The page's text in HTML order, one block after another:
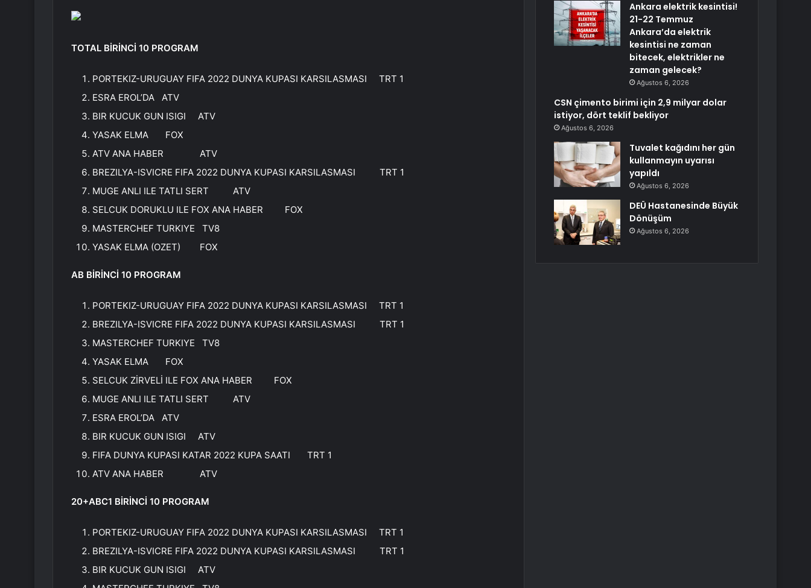
TOTAL BİRİNCİ 10 PROGRAM
PORTEKIZ-URUGUAY FIFA 2022 DUNYA KUPASI KARSILASMASI TRT 1
ESRA EROL’DA ATV
BIR KUCUK GUN ISIGI ATV
YASAK ELMA FOX
ATV ANA HABER ATV
BREZILYA-ISVICRE FIFA 2022 DUNYA KUPASI KARSILASMASI TRT 1
MUGE ANLI ILE TATLI SERT ATV
SELCUK DORUKLU ILE FOX ANA HABER FOX
MASTERCHEF TURKIYE TV8
YASAK ELMA (OZET) FOX
AB BİRİNCİ 10 PROGRAM
PORTEKIZ-URUGUAY FIFA 2022 DUNYA KUPASI KARSILASMASI TRT 1
BREZILYA-ISVICRE FIFA 2022 DUNYA KUPASI KARSILASMASI TRT 1
MASTERCHEF TURKIYE TV8
YASAK ELMA FOX
SELCUK ZİRVELİ ILE FOX ANA HABER FOX
MUGE ANLI ILE TATLI SERT ATV
ESRA EROL’DA ATV
BIR KUCUK GUN ISIGI ATV
FIFA DUNYA KUPASI KATAR 2022 KUPA SAATI TRT 1
ATV ANA HABER ATV
20+ABC1 BİRİNCİ 10 PROGRAM
PORTEKIZ-URUGUAY FIFA 2022 DUNYA KUPASI KARSILASMASI TRT 1
BREZILYA-ISVICRE FIFA 2022 DUNYA KUPASI KARSILASMASI TRT 1
BIR KUCUK GUN ISIGI ATV
Ankara elektrik kesintisi!
21-22 Temmuz
Ankara’da elektrik
kesintisi ne zaman
bitecek, elektrikler ne
zaman gelecek?
Ağustos 6, 2026
CSN çimento birimi için 2,9 milyar dolar
istiyor, dört teklif bekliyor
Ağustos 6, 2026
Tuvalet kağıdını her gün
kullanmayın uyarısı
yapıldı
Ağustos 6, 2026
DEÜ Hastanesinde Büyük
Dönüşüm
Ağustos 6, 2026